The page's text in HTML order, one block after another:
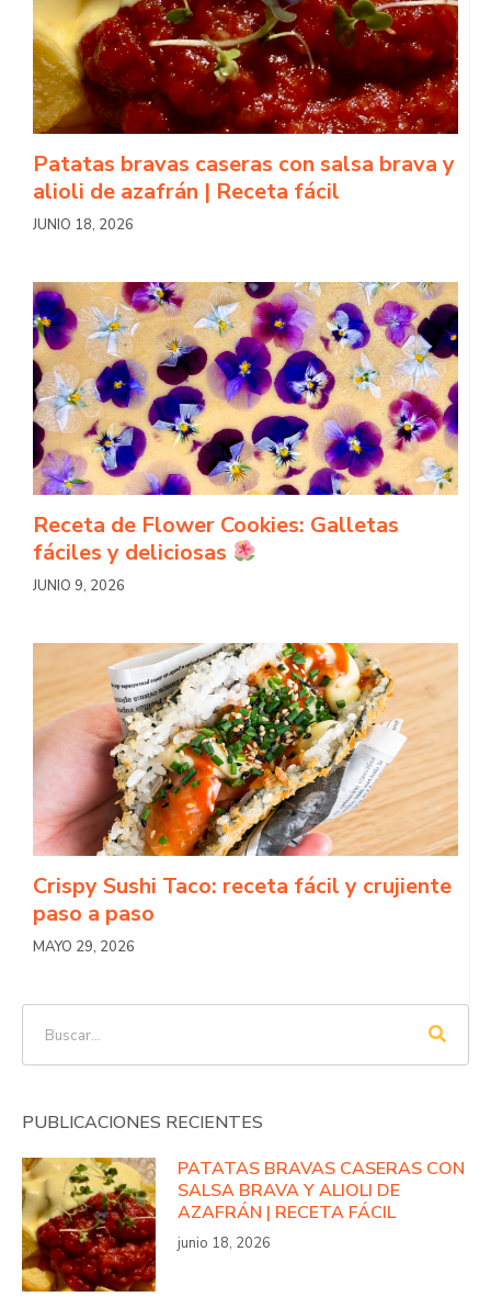
Patatas bravas caseras con salsa brava y
alioli de azafrán | Receta fácil
JUNIO 18, 2026
Receta de Flower Cookies: Galletas
fáciles y deliciosas
JUNIO 9, 2026
Crispy Sushi Taco: receta fácil y crujiente
paso a paso
MAYO 29, 2026
PUBLICACIONES RECIENTES
PATATAS BRAVAS CASERAS CON
SALSA BRAVA Y ALIOLI DE
AZAFRÁN | RECETA FÁCIL
junio 18, 2026